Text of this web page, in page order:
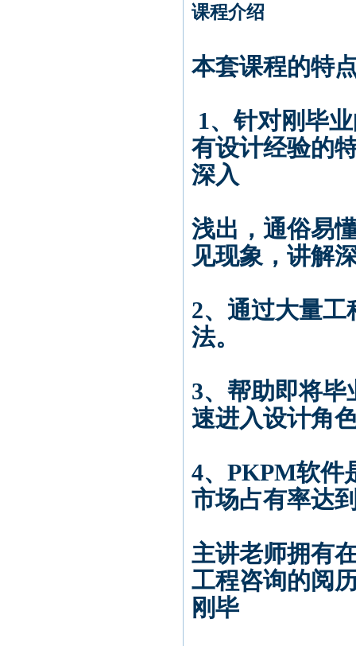
课程介绍
本套课程的特
1、针对刚毕
有设计经验的
深入
浅出，通俗易
见现象，讲解
2、通过大量
法。
3、帮助即将
速进入设计角
4、PKPM软件
市场占有率达
主讲老师拥有
工程咨询的阅
刚毕